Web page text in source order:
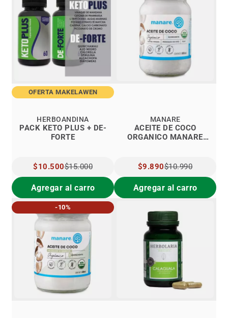
OFERTA MAKELAWEN
PACK KETO PLUS + DE-
FORTE
HERBOANDINA
PRECIO
ESPECIAL
$10.500$15.000
Agregar al carro
ACEITE DE COCO
ORGANICO MANARE
MANARE
PRECIO
ESPECIAL
$9.890$10.990
Agregar al carro
-10%